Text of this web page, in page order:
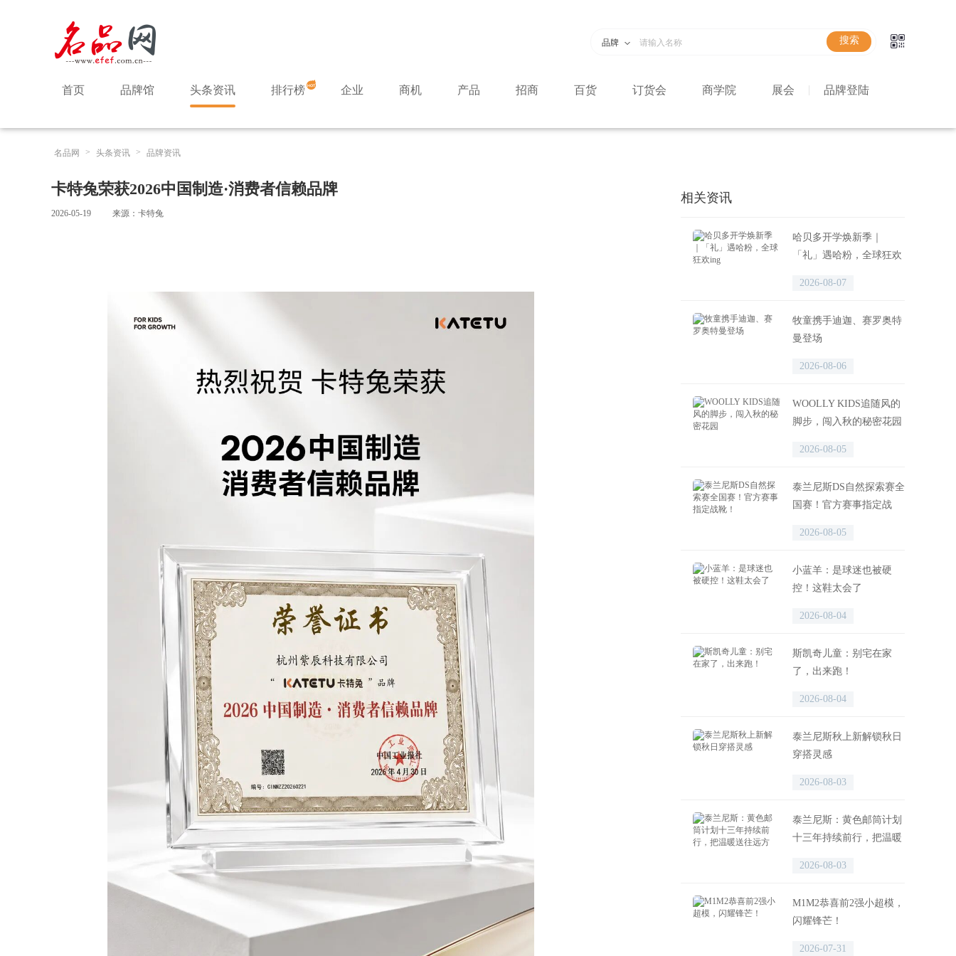
品牌
首页 品牌馆 头条资讯 排行榜 企业 商机 产品 招商 百货 订货会 商学院 展会 品牌登陆
名品网 > 头条资讯 > 品牌资讯
卡特兔荣获2026中国制造·消费者信赖品牌
2026-05-19 来源：卡特兔
相关资讯
哈贝多开学焕新季｜
「礼」遇哈粉，全球狂欢
2026-08-07
牧童携手迪迦、赛罗奥特
曼登场
2026-08-06
WOOLLY KIDS追随风的
脚步，闯入秋的秘密花园
2026-08-05
泰兰尼斯DS自然探索赛全
国赛！官方赛事指定战
2026-08-05
小蓝羊：是球迷也被硬
控！这鞋太会了
2026-08-04
斯凯奇儿童：别宅在家
了，出来跑！
2026-08-04
泰兰尼斯秋上新解锁秋日
穿搭灵感
2026-08-03
泰兰尼斯：黄色邮筒计划
十三年持续前行，把温暖
2026-08-03
M1M2恭喜前2强小超模，
闪耀锋芒！
2026-07-31